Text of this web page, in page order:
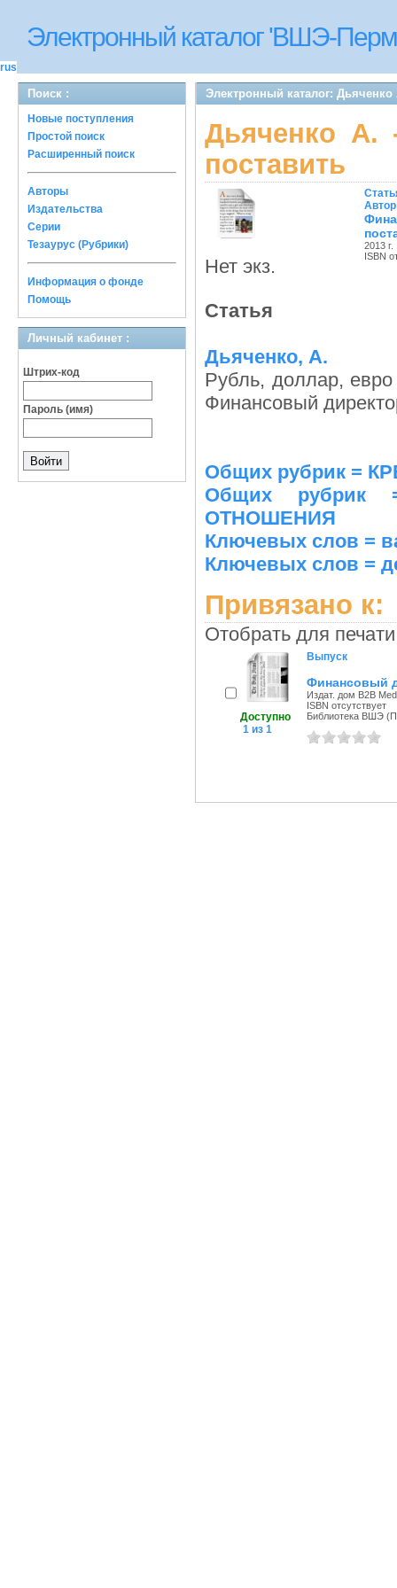
Электронный каталог 'ВШЭ-
rus
Поиск :
Новые поступления
Простой поиск
Расширенный поиск
Авторы
Издательства
Серии
Тезаурус (Рубрики)
Информация о фонде
Помощь
Личный кабинет :
Штрих-код
Пароль (имя)
Электронный каталог:
Дьяченко А.
поставить
Нет экз.
2013 г.
ISBN
Статья
Дьяченко, А.
Рубль, доллар,
Финансовый
Общих рубрик =
Общих рубрик
ОТНОШЕНИЯ
Ключевых слов =
Ключевых слов =
Привязано к:
Отобрать для
Доступно
1 из 1
Выпуск
Финансовый
Издат. дом B2B
ISBN отсутствует
Библиотека ВШЭ